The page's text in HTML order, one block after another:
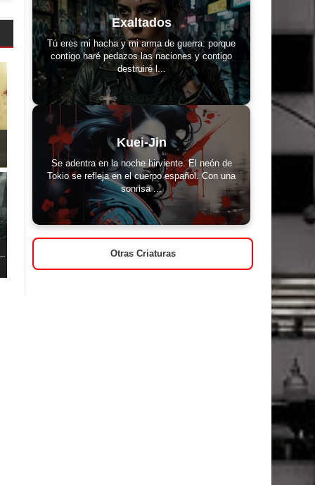
Exaltados
Tú eres mi hacha y mi arma de guerra: porque
contigo haré pedazos las naciones y contigo
destruiré l...
Kuei-Jin
Se adentra en la noche hirviente. El neón de
Tokio se refleja en el cuerpo español. Con una
sonrisa ...
Otras Criaturas